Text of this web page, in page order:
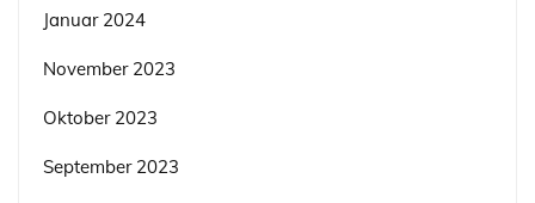
Januar 2024
November 2023
Oktober 2023
September 2023